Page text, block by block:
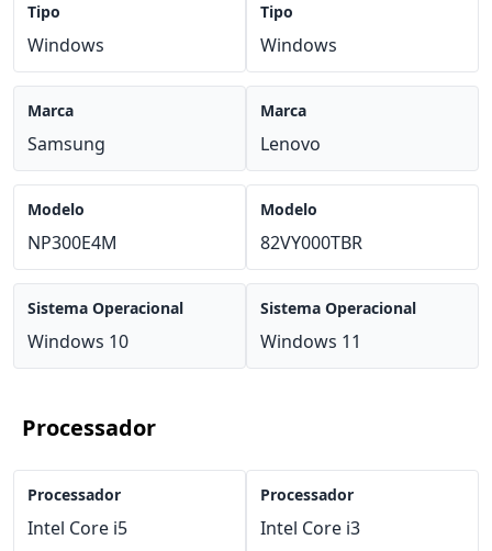
Tipo
Windows
Marca
Samsung
Modelo
NP300E4M
Sistema Operacional
Windows 10
Tipo
Windows
Marca
Lenovo
Modelo
82VY000TBR
Sistema Operacional
Windows 11
Processador
Processador
Intel Core i5
Processador
Intel Core i3